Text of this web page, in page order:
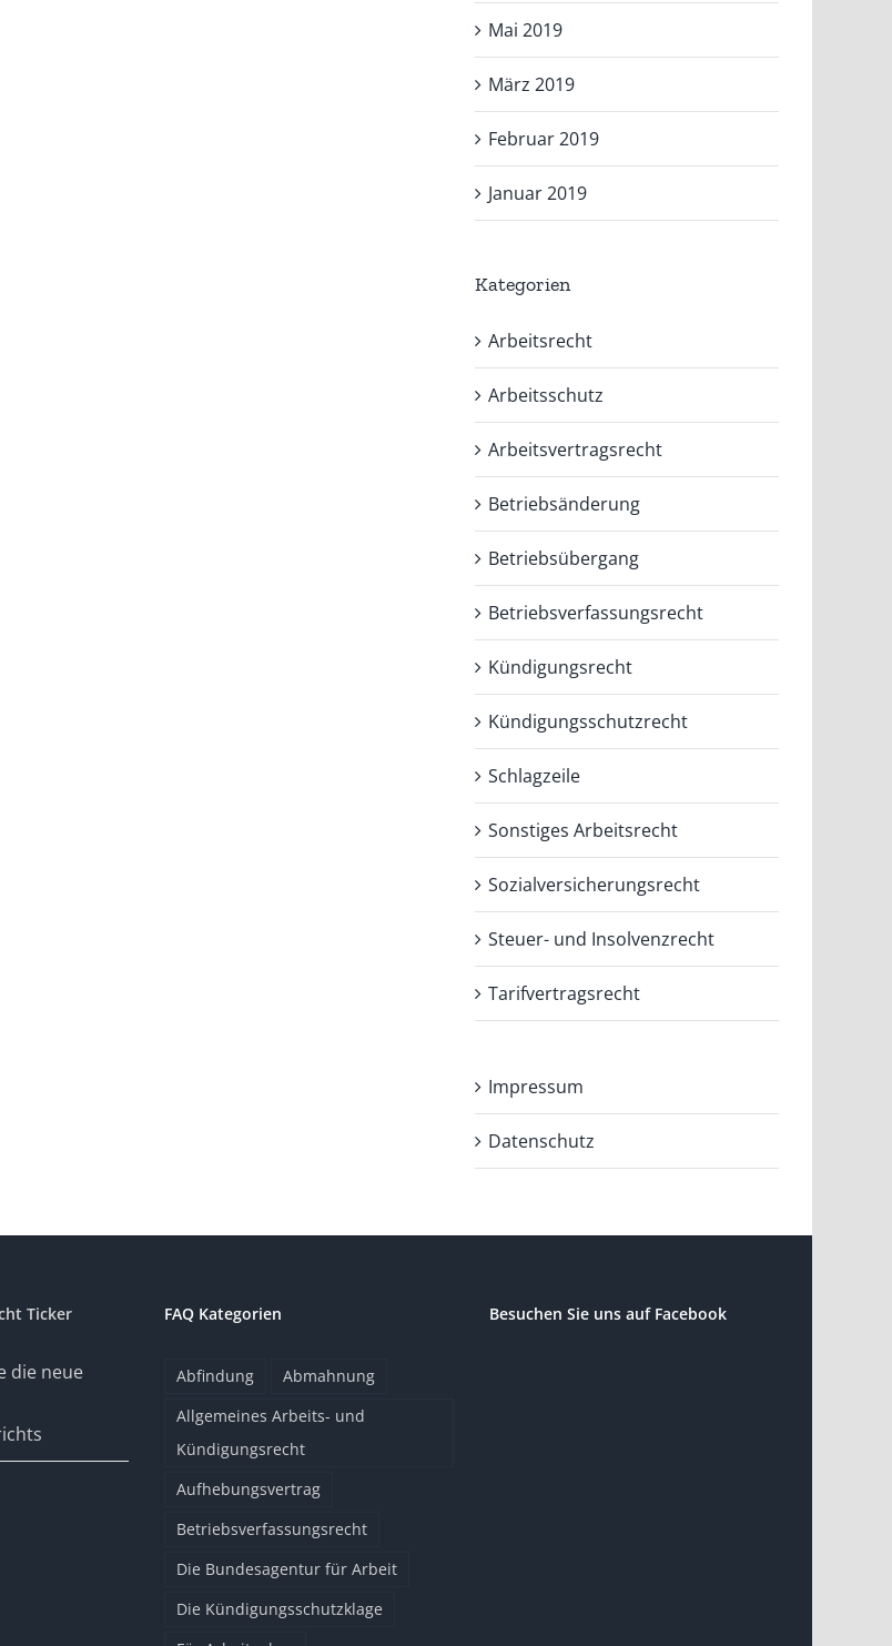
Mai 2019
März 2019
Februar 2019
Januar 2019
Kategorien
Arbeitsrecht
Arbeitsschutz
Arbeitsvertragsrecht
Betriebsänderung
Betriebsübergang
Betriebsverfassungsrecht
Kündigungsrecht
Kündigungsschutzrecht
Schlagzeile
Sonstiges Arbeitsrecht
Sozialversicherungsrecht
Steuer- und Insolvenzrecht
Tarifvertragsrecht
Impressum
Datenschutz
Ticker
die neue
FAQ Kategorien
Abfindung
Abmahnung
Allgemeines Arbeits- und
Kündigungsrecht
Aufhebungsvertrag
Betriebsverfassungsrecht
Die Bundesagentur für Arbeit
Die Kündigungsschutzklage
Besuchen Sie uns auf Facebook